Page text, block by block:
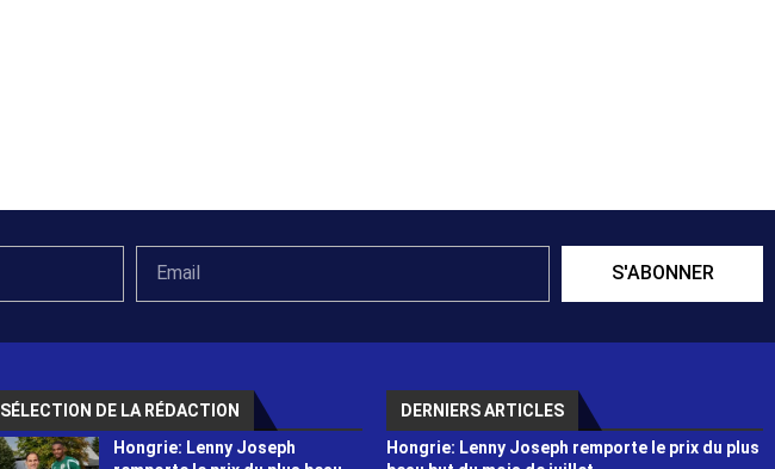
S'ABONNER
SÉLECTION DE LA RÉDACTION
Hongrie: Lenny Joseph
DERNIERS ARTICLES
Hongrie: Lenny Joseph remporte le prix du plus